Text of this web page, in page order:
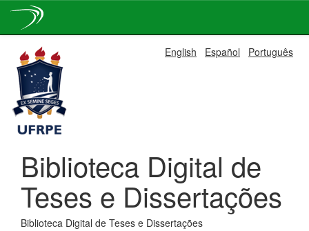
navigation
English Español Português
Biblioteca Digital de
Teses e Dissertações
Biblioteca Digital de Teses e Dissertações